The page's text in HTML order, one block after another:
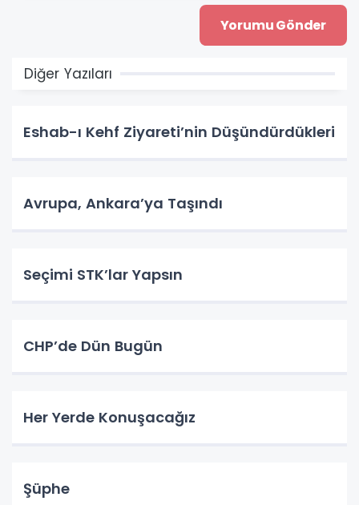
Diğer Yazıları
Eshab-ı Kehf Ziyareti’nin Düşündürdükleri
Avrupa, Ankara’ya Taşındı
Seçimi STK’lar Yapsın
CHP’de Dün Bugün
Her Yerde Konuşacağız
Şüphe